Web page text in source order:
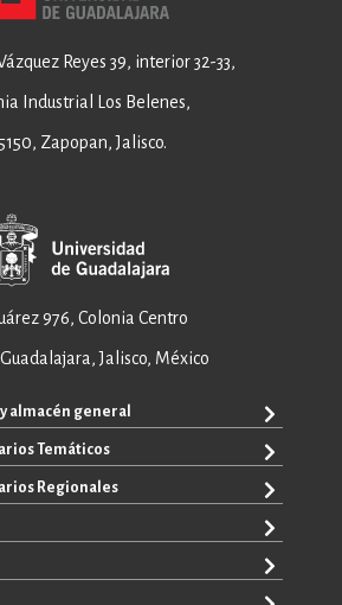
Reyes 39, interior 32-33,
Industrial Los Belenes,
Zapopan, Jalisco.
976, Colonia Centro
Jalisco, México
almacén general
6869
Temáticos
Regionales